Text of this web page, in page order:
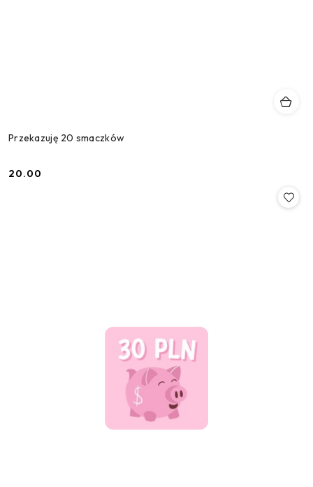
Przekazuję 20 smaczków
Cena:
20.00